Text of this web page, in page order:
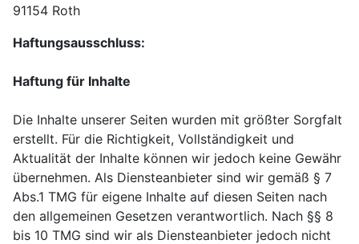
91154 Roth
Haftungsausschluss:
Haftung für Inhalte
Die Inhalte unserer Seiten wurden mit größter Sorgfalt
erstellt. Für die Richtigkeit, Vollständigkeit und
Aktualität der Inhalte können wir jedoch keine Gewähr
übernehmen. Als Diensteanbieter sind wir gemäß § 7
Abs.1 TMG für eigene Inhalte auf diesen Seiten nach
den allgemeinen Gesetzen verantwortlich. Nach §§ 8
bis 10 TMG sind wir als Diensteanbieter jedoch nicht